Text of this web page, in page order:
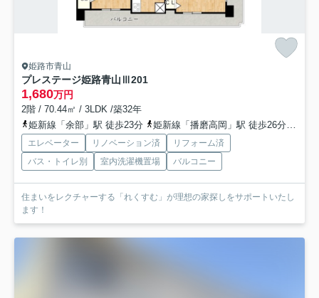
姫路市青山
プレステージ姫路青山Ⅲ201
1,680万円
2階 / 70.44㎡ / 3LDK /築32年
姫新線「余部」駅 徒歩23分
姫新線「播磨高岡」駅 徒歩26分
エレベーター リノベーション済
リフォーム済
バス・トイレ別
室内洗濯機置場 バルコニー
住まいをレクチャーする「れくすむ」が理想の家探しをサポートいたし
ます！